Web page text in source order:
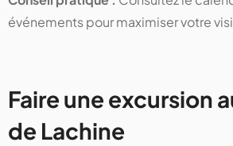
événements pour maximiser votre
Faire une excursion
de Lachine